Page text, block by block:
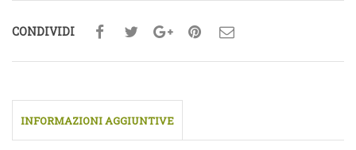
CONDIVIDI
INFORMAZIONI AGGIUNTIVE